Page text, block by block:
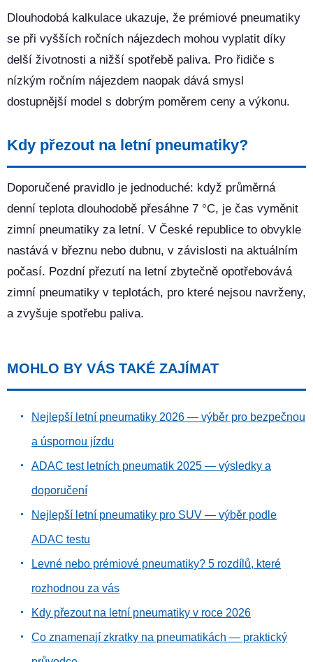
Dlouhodobá kalkulace ukazuje, že prémiové pneumatiky
se při vyšších ročních nájezdech mohou vyplatit díky
delší životnosti a nižší spotřebě paliva. Pro řidiče s
nízkým ročním nájezdem naopak dává smysl
dostupnější model s dobrým poměrem ceny a výkonu.
Kdy přezout na letní pneumatiky?
Doporučené pravidlo je jednoduché: když průměrná
denní teplota dlouhodobě přesáhne 7 °C, je čas vyměnit
zimní pneumatiky za letní. V České republice to obvykle
nastává v březnu nebo dubnu, v závislosti na aktuálním
počasí. Pozdní přezutí na letní zbytečně opotřebovává
zimní pneumatiky v teplotách, pro které nejsou navrženy,
a zvyšuje spotřebu paliva.
MOHLO BY VÁS TAKÉ ZAJÍMAT
Nejlepší letní pneumatiky 2026 — výběr pro bezpečnou
a úspornou jízdu
ADAC test letních pneumatik 2025 — výsledky a
doporučení
Nejlepší letní pneumatiky pro SUV — výběr podle
ADAC testu
Levné nebo prémiové pneumatiky? 5 rozdílů, které
rozhodnou za vás
Kdy přezout na letní pneumatiky v roce 2026
Co znamenají zkratky na pneumatikách — praktický